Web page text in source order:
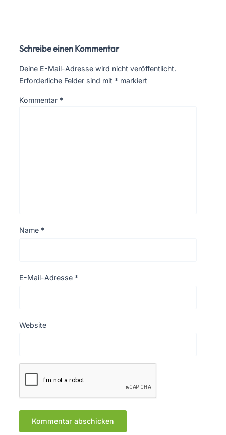
Schreibe einen Kommentar
Deine E-Mail-Adresse wird nicht veröffentlicht.
Erforderliche Felder sind mit * markiert
Kommentar *
Name *
E-Mail-Adresse *
Website